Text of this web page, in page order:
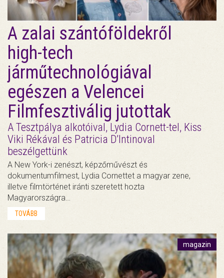
A zalai szántóföldekről
high-tech
járműtechnológiával
egészen a Velencei
Filmfesztiválig jutottak
A Tesztpálya alkotóival, Lydia Cornett-tel, Kiss
Viki Rékával és Patricia D’Intinoval
beszélgettünk
A New York-i zenészt, képzőművészt és
dokumentumfilmest, Lydia Cornettet a magyar zene,
illetve filmtörténet iránti szeretett hozta
Magyarországra…
TOVÁBB
magazin